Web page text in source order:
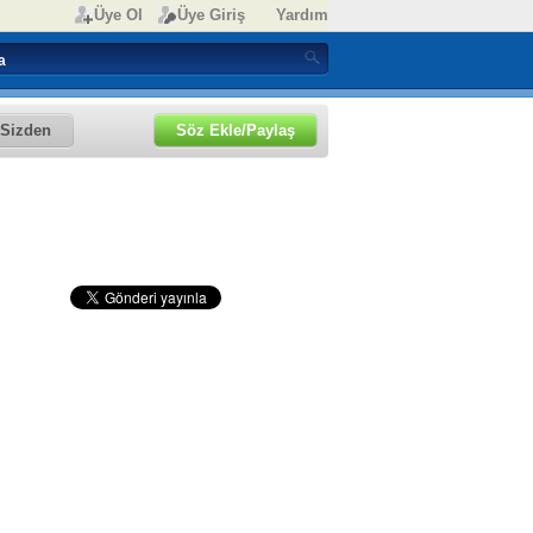
Üye Ol Üye Giriş Yardım
Sizden Söz Ekle/Paylaş